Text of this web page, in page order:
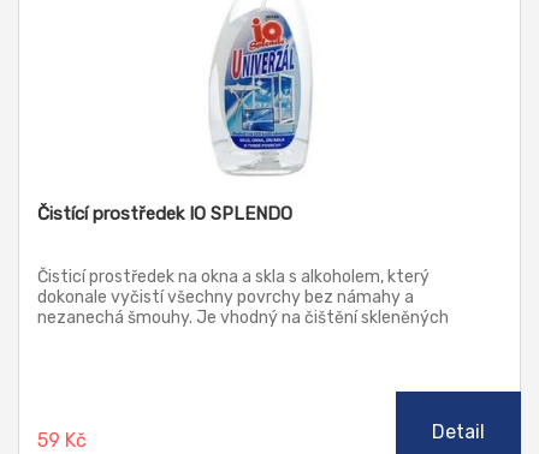
Čistící prostředek IO SPLENDO
Čisticí prostředek na okna a skla s alkoholem, který
dokonale vyčistí všechny povrchy bez námahy a
nezanechá šmouhy. Je vhodný na čištění skleněných
59 Kč Detail